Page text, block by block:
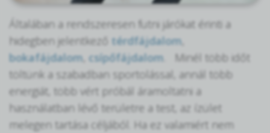
Általában a rendszeresen futni járókat érinti a
hidegben jelentkező térdfájdalom
bokafájdalom csípőfájdalom . Minél több időt
töltünk a szabadban sportolással, annál több
energiát, több vért próbál áramoltatni a
használatban lévő területre a test, az ízület
melegen tartása céljából. Ha ez valamiért nem